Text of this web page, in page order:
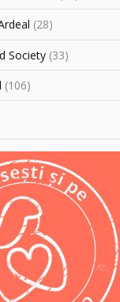
(28)
Society (33)
(106)